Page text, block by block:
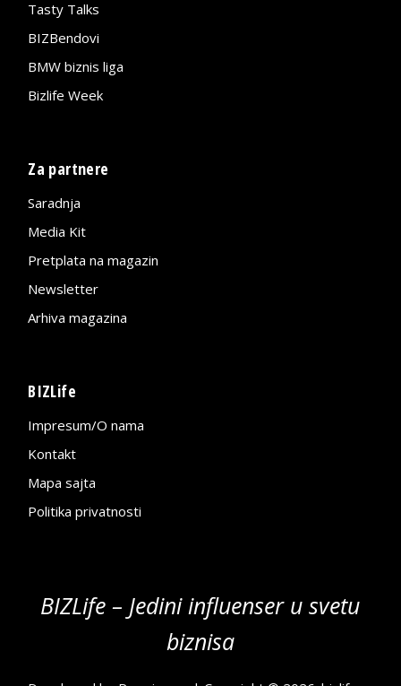
Tasty Talks
BIZBendovi
BMW biznis liga
Bizlife Week
Za partnere
Saradnja
Media Kit
Pretplata na magazin
Newsletter
Arhiva magazina
BIZLife
Impresum/O nama
Kontakt
Mapa sajta
Politika privatnosti
BIZLife – Jedini influenser u svetu
biznisa